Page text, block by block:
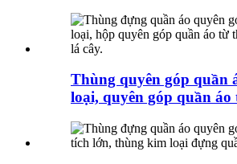
Thùng quyên góp quần
loại, quyên góp quần áo